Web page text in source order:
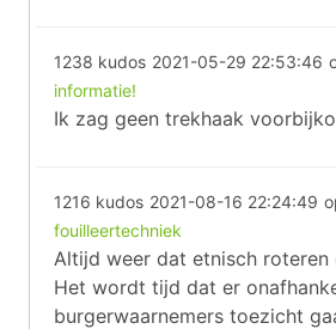
1238 kudos 2021-05-29 22:53:46
informatie!
Ik zag geen trekhaak
1216 kudos 2021-08-16 22:24:49
fouilleertechniek
Altijd weer dat etnisch
Het wordt tijd dat er
burgerwaarnemers toezicht